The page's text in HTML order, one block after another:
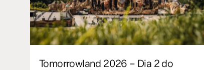
Tomorrowland 2026 – Dia 2 do